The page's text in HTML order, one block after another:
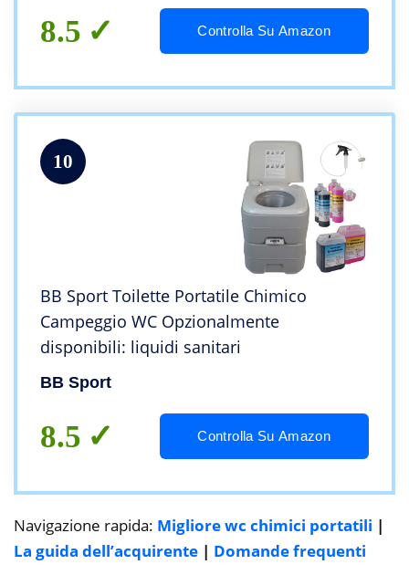
8.5 Controlla Su Amazon
10
BB Sport Toilette Portatile Chimico
Campeggio WC Opzionalmente
disponibili: liquidi sanitari
BB Sport
8.5 Controlla Su Amazon
Navigazione rapida: Migliore wc chimici portatili |
La guida dell’acquirente | Domande frequenti